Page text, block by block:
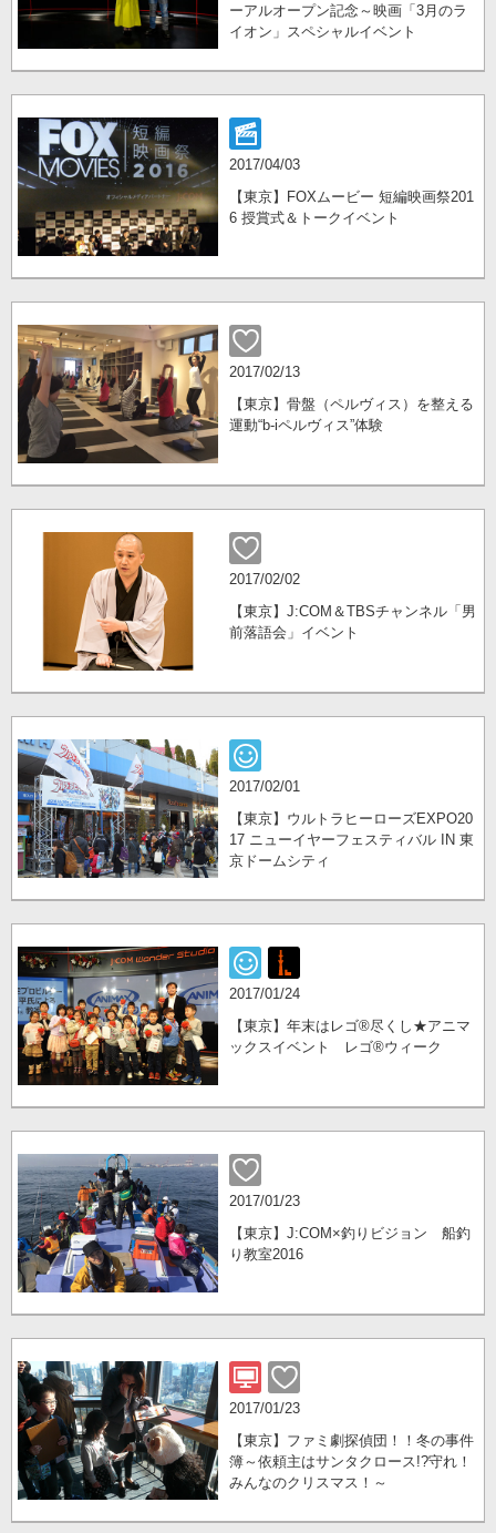
ーアルオープン記念～映画「3月のラ
イオン」スペシャルイベント
2017/04/03
【東京】FOXムービー 短編映画祭201
6 授賞式＆トークイベント
2017/02/13
【東京】骨盤（ペルヴィス）を整える
運動“b-iペルヴィス”体験
2017/02/02
【東京】J:COM＆TBSチャンネル「男
前落語会」イベント
2017/02/01
【東京】ウルトラヒーローズEXPO20
17 ニューイヤーフェスティバル IN 東
京ドームシティ
2017/01/24
【東京】年末はレゴ®尽くし★アニマ
ックスイベント レゴ®ウィーク
2017/01/23
【東京】J:COM×釣りビジョン 船釣
り教室2016
2017/01/23
【東京】ファミ劇探偵団！！冬の事件
簿～依頼主はサンタクロース!?守れ！
みんなのクリスマス！～